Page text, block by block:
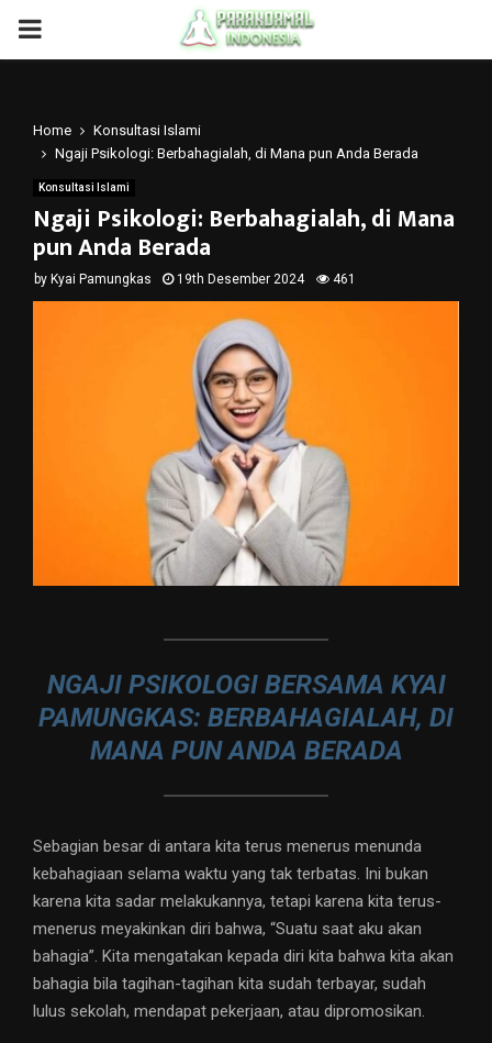
PRIMARY
Home
Konsultasi Islami
Ngaji Psikologi: Berbahagialah, di Mana pun Anda Berada
Konsultasi Islami
Ngaji Psikologi: Berbahagialah, di Mana
pun Anda Berada
by Kyai Pamungkas 19th Desember 2024 461
NGAJI PSIKOLOGI BERSAMA KYAI
PAMUNGKAS: BERBAHAGIALAH, DI
MANA PUN ANDA BERADA
Sebagian besar di antara kita terus menerus menunda
kebahagiaan selama waktu yang tak terbatas. Ini bukan
karena kita sadar melakukannya, tetapi karena kita terus-
menerus meyakinkan diri bahwa, “Suatu saat aku akan
bahagia”. Kita mengatakan kepada diri kita bahwa kita akan
bahagia bila tagihan-tagihan kita sudah terbayar, sudah
lulus sekolah, mendapat pekerjaan, atau dipromosikan.